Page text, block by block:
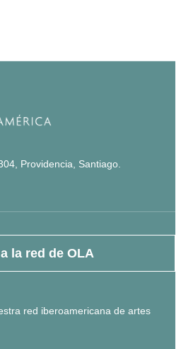
Providencia, Santiago.
la red de OLA
red iberoamericana de artes